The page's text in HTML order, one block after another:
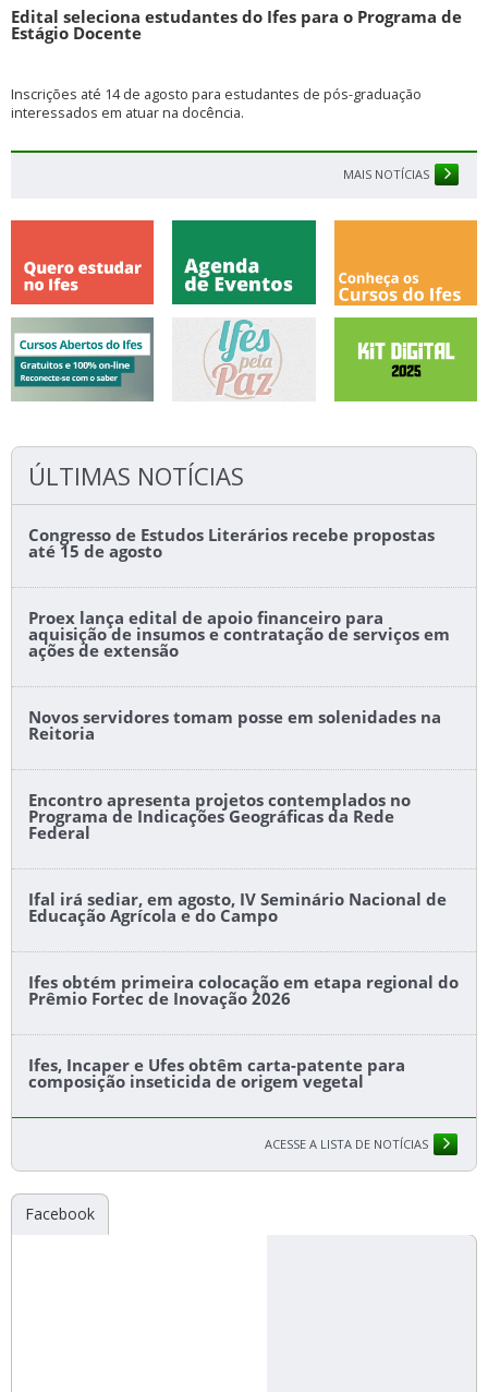
Edital seleciona estudantes do Ifes para o Programa de
Estágio Docente
Inscrições até 14 de agosto para estudantes de pós-graduação
interessados em atuar na docência.
MAIS NOTÍCIAS
ÚLTIMAS NOTÍCIAS
Congresso de Estudos Literários recebe propostas
até 15 de agosto
Proex lança edital de apoio financeiro para
aquisição de insumos e contratação de serviços em
ações de extensão
Novos servidores tomam posse em solenidades na
Reitoria
Encontro apresenta projetos contemplados no
Programa de Indicações Geográficas da Rede
Federal
Ifal irá sediar, em agosto, IV Seminário Nacional de
Educação Agrícola e do Campo
Ifes obtém primeira colocação em etapa regional do
Prêmio Fortec de Inovação 2026
Ifes, Incaper e Ufes obtêm carta-patente para
composição inseticida de origem vegetal
ACESSE A LISTA DE NOTÍCIAS
Facebook